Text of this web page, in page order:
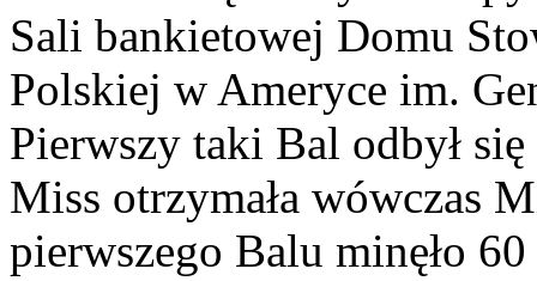
Sali bankietowej Domu
Polskiej w Ameryce im.
Pierwszy taki Bal odbył
Miss otrzymała wówczas
pierwszego Balu minęło